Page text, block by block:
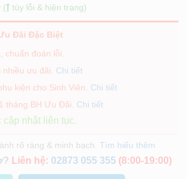
(
tùy lỗi & hiện trạng)
Đãi Đặc Biệt
chuẩn đoán lỗi.
ưu đãi. Chi tiết
kiện cho Sinh Viên. Chi tiết
tháng BH Ưu Đãi. Chi tiết
nhật liên tục.
rõ ràng & minh bạch. Tìm hiểu thêm
Liên hệ: 02873 055 355 (8:00-19:00)